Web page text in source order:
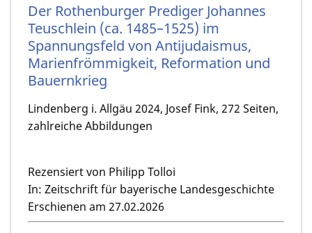
Der Rothenburger Prediger Johannes
Teuschlein (ca. 1485–1525) im
Spannungsfeld von Antijudaismus,
Marienfrömmigkeit, Reformation und
Bauernkrieg
Lindenberg i. Allgäu 2024, Josef Fink, 272 Seiten,
zahlreiche Abbildungen
Rezensiert von Philipp Tolloi
In: Zeitschrift für bayerische Landesgeschichte
Erschienen am 27.02.2026